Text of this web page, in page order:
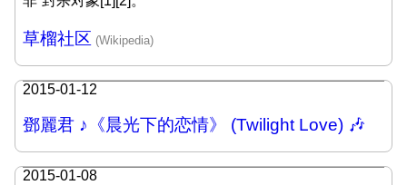
草榴社区
2015-01-12
鄧麗君 ♪《晨光下的恋情》 (Twilight Love) 🎶
2015-01-08